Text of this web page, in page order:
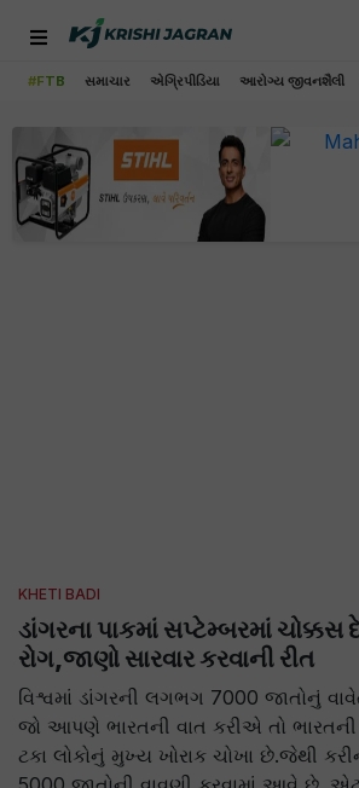
#FTB સમાચાર એગ્રિપીડિયા આરોગ્ય જીવનશૈલી
KHETI BADI
ડાંગરના પાકમાં સપ્ટેમ્બરમાં
રોગ,જાણો સારવાર કરવાની રીત
વિશ્વમાં ડાંગરની લગભગ 7000 જાતોનું
જો આપણે ભારતની વાત કરીએ તો
ટકા લોકોનું મુખ્ય ખોરાક ચોખા છે.જેથી